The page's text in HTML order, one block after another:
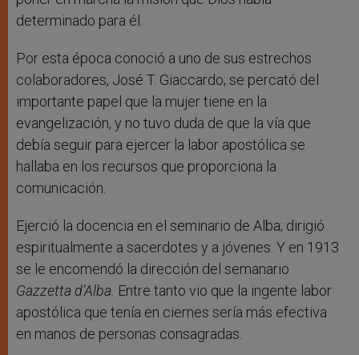
determinado para él.
Por esta época conoció a uno de sus estrechos
colaboradores, José T. Giaccardo; se percató del
importante papel que la mujer tiene en la
evangelización, y no tuvo duda de que la vía que
debía seguir para ejercer la labor apostólica se
hallaba en los recursos que proporciona la
comunicación.
Ejerció la docencia en el seminario de Alba; dirigió
espiritualmente a sacerdotes y a jóvenes. Y en 1913
se le encomendó la dirección del semanario
Gazzetta d’Alba. Entre tanto vio que la ingente labor
apostólica que tenía en ciernes sería más efectiva
en manos de personas consagradas.